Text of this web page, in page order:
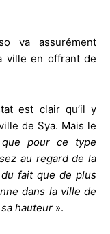
va assurément
ville en offrant de
est clair qu’il y
de Sya. Mais le
que pour ce type
au regard de la
fait que de plus
dans la ville de
hauteur ».